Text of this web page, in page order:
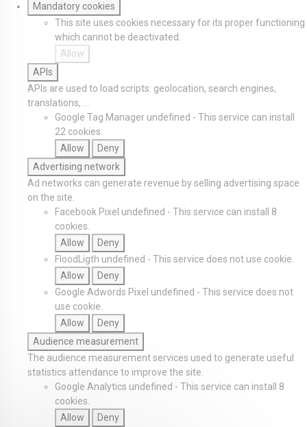
Mandatory cookies
This site uses cookies necessary for its proper functioning
which cannot be deactivated.
Allow
APIs
APIs are used to load scripts: geolocation, search engines,
translations, ...
Google Tag Manager undefined - This service can install
22 cookies.
Allow
Deny
Advertising network
Ad networks can generate revenue by selling advertising space
on the site.
Facebook Pixel undefined - This service can install 8
cookies.
Allow
Deny
FloodLigth undefined - This service does not use cookie.
Allow
Deny
Google Adwords Pixel undefined - This service does not
use cookie.
Allow
Deny
Audience measurement
The audience measurement services used to generate useful
statistics attendance to improve the site.
Google Analytics undefined - This service can install 8
cookies.
Allow
Deny